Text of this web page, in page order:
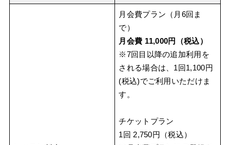
月会費プラン（月6回ま
で）
月会費 11,000円（税込）
※7回目以降の追加利用を
される場合は、1回1,100円
(税込)でご利用いただけま
す。
チケットプラン
1回 2,750円（税込）